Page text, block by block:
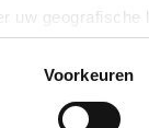
uw
het actief te
gegevens
of intrekken in
Voorkeuren